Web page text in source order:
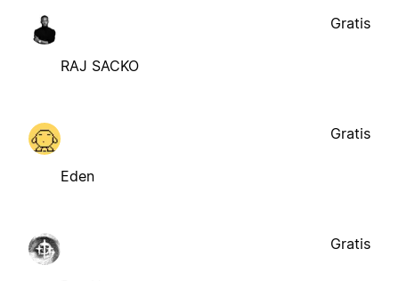
RAJ SACKO
Gratis
Eden
Gratis
Gratis